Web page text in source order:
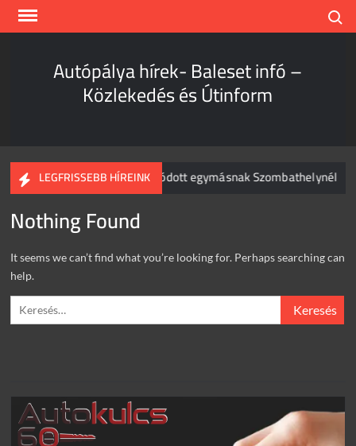
Skip
Autópálya hírek- Baleset infó –
Közlekedés és Útinform
LEGFRISSEBB HÍREINK
és személyautó csapódott egymásnak Szombathelynél
Nothing Found
It seems we can’t find what you’re looking for. Perhaps searching can
help.
Keresés: